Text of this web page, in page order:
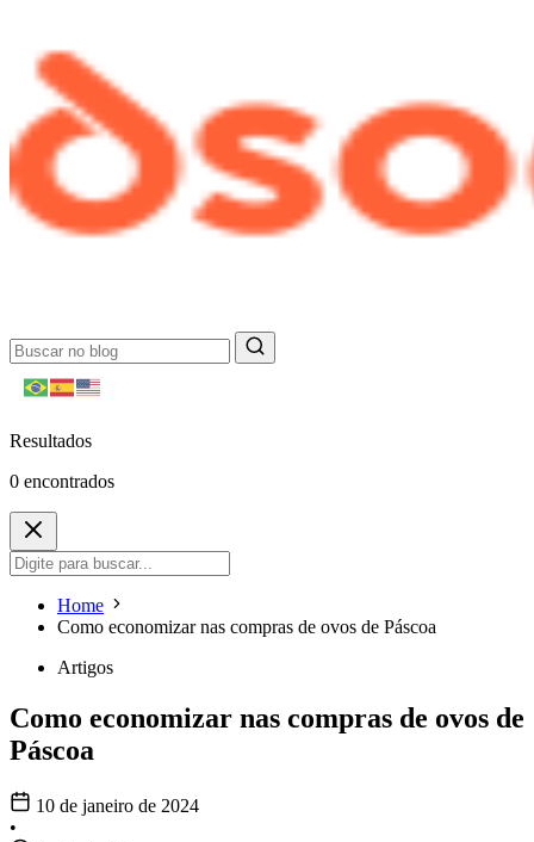
Resultados
0 encontrados
Home
Como economizar nas compras de ovos de Páscoa
Artigos
Como economizar nas compras de ovos de
Páscoa
10 de janeiro de 2024
•